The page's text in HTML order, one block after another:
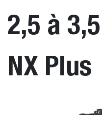
2,5 à
NX Plus